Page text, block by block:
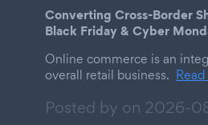
Converting Cross-Border
Black Friday & Cyber
Online commerce is an
overall retail business.
Posted by on 2026-